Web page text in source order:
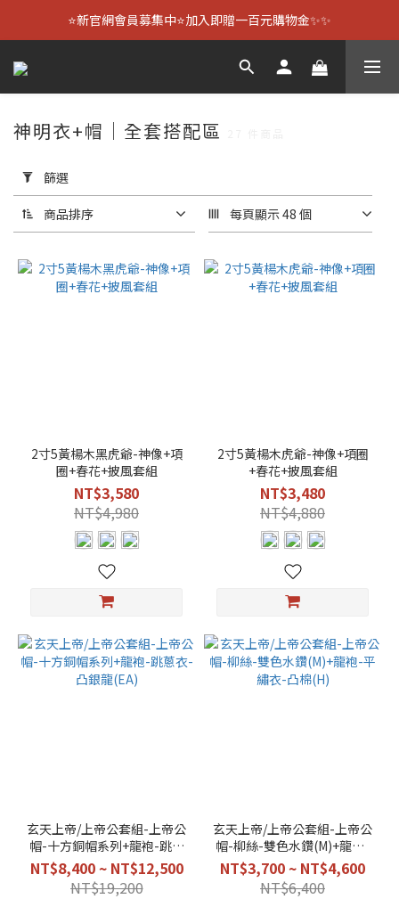
⭐新官網會員募集中⭐加入即贈一百元購物金✨✨
用
篩
選
(0/20)
尺
寸
8寸
購
(2)
(1)
顏
神明衣+帽｜全套搭配區
篩選
商品排序 每頁顯示 48 個
2寸5黃楊木黑虎爺-神像+項
圈+春花+披風套組
NT$3,580
NT$4,980
2寸5黃楊木虎爺-神像+項圈
+春花+披風套組
NT$3,480
NT$4,880
玄天上帝/上帝公套組-上帝公
帽-十方銅帽系列+龍袍-跳蔥
衣-凸銀龍(EA)
NT$8,400 ~ NT$12,500
NT$19,200
玄天上帝/上帝公套組-上帝公
帽-柳絲-雙色水鑽(M)+龍袍-
平繡衣-凸棉(H)
NT$3,700 ~ NT$4,600
NT$6,400